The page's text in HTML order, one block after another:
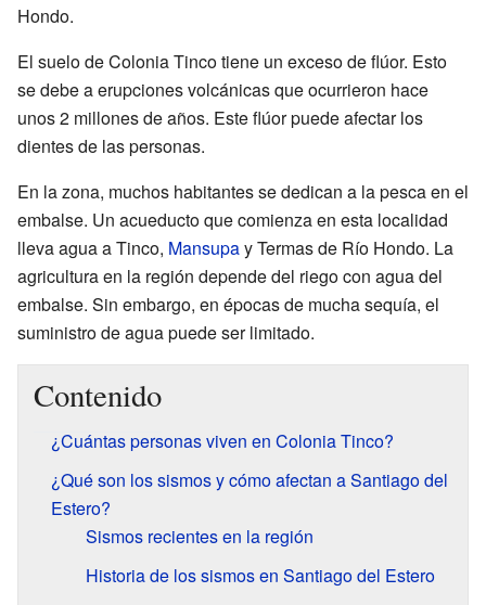
Hondo.
El suelo de Colonia Tinco tiene un exceso de flúor. Esto
se debe a erupciones volcánicas que ocurrieron hace
unos 2 millones de años. Este flúor puede afectar los
dientes de las personas.
En la zona, muchos habitantes se dedican a la pesca en el
embalse. Un acueducto que comienza en esta localidad
lleva agua a Tinco, Mansupay Termas de Río Hondo. La
agricultura en la región depende del riego con agua del
embalse. Sin embargo, en épocas de mucha sequía, el
suministro de agua puede ser limitado.
Contenido
¿Cuántas personas viven en Colonia Tinco?
¿Qué son los sismos y cómo afectan a Santiago del
Estero?
Sismos recientes en la región
Historia de los sismos en Santiago del Estero